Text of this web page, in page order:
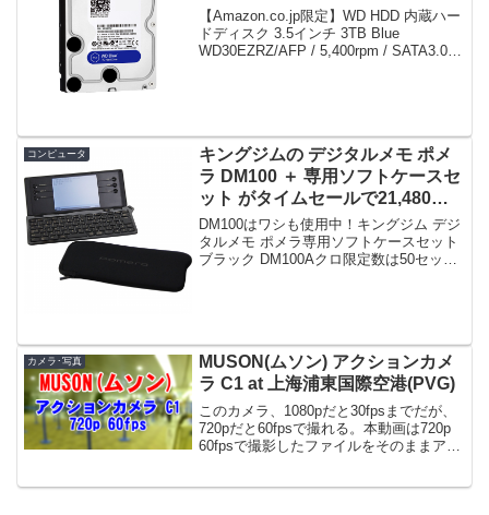
ールで7,992円！
【Amazon.co.jp限定】WD HDD 内蔵ハー
ドディスク 3.5インチ 3TB Blue
WD30EZRZ/AFP / 5,400rpm / SATA3.0 /
コンピュータ
キングジムの デジタルメモ ポメ
ラ DM100 ＋ 専用ソフトケースセ
ット がタイムセールで21,480
円！
DM100はワシも使用中！キングジム デジ
タルメモ ポメラ専用ソフトケースセット
ブラック DM100Aクロ限定数は50セッ
カメラ･写真
MUSON(ムソン) アクションカメ
ラ C1 at 上海浦東国際空港(PVG)
このカメラ、1080pだと30fpsまでだが、
720pだと60fpsで撮れる。本動画は720p
60fpsで撮影したファイルをそのままアッ